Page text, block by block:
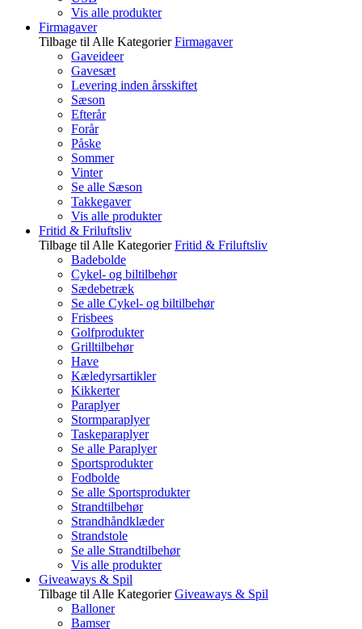
Vis alle produkter
Firmagaver
Tilbage til Alle Kategorier Firmagaver
Gaveideer
Gavesæt
Levering inden årsskiftet
Sæson
Efterår
Forår
Påske
Sommer
Vinter
Se alle Sæson
Takkegaver
Vis alle produkter
Fritid & Friluftsliv
Tilbage til Alle Kategorier Fritid & Friluftsliv
Badebolde
Cykel- og biltilbehør
Sædebetræk
Se alle Cykel- og biltilbehør
Frisbees
Golfprodukter
Grilltilbehør
Have
Kæledyrsartikler
Kikkerter
Paraplyer
Stormparaplyer
Taskeparaplyer
Se alle Paraplyer
Sportsprodukter
Fodbolde
Se alle Sportsprodukter
Strandtilbehør
Strandhåndklæder
Strandstole
Se alle Strandtilbehør
Vis alle produkter
Giveaways & Spil
Tilbage til Alle Kategorier Giveaways & Spil
Balloner
Bamser